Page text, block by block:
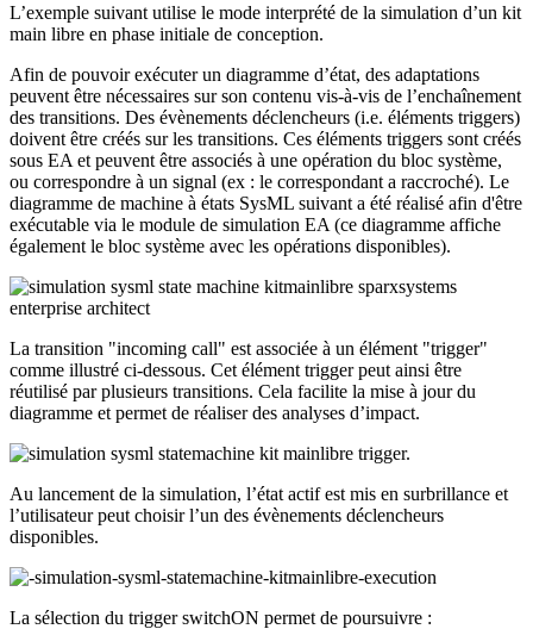
L’exemple suivant utilise le mode interprété de la simulation d’un kit
main libre en phase initiale de conception.
Afin de pouvoir exécuter un diagramme d’état, des adaptations
peuvent être nécessaires sur son contenu vis-à-vis de l’enchaînement
des transitions. Des évènements déclencheurs (i.e. éléments triggers)
doivent être créés sur les transitions. Ces éléments triggers sont créés
sous EA et peuvent être associés à une opération du bloc système,
ou correspondre à un signal (ex : le correspondant a raccroché). Le
diagramme de machine à états SysML suivant a été réalisé afin d'être
exécutable via le module de simulation EA (ce diagramme affiche
également le bloc système avec les opérations disponibles).
La transition "incoming call" est associée à un élément "trigger"
comme illustré ci-dessous. Cet élément trigger peut ainsi être
réutilisé par plusieurs transitions. Cela facilite la mise à jour du
diagramme et permet de réaliser des analyses d’impact.
Au lancement de la simulation, l’état actif est mis en surbrillance et
l’utilisateur peut choisir l’un des évènements déclencheurs
disponibles.
La sélection du trigger switchON permet de poursuivre :